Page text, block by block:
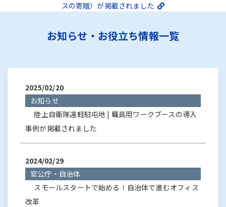
スの寄贈）が掲載されました
お知らせ・お役立ち情報一覧
2025/02/20
お知らせ
陸上自衛隊遠軽駐屯地 | 職員用ワークブースの導入
事例が掲載されました
2024/02/29
官公庁・自治体
スモールスタートで始める！自治体で進むオフィス
改革